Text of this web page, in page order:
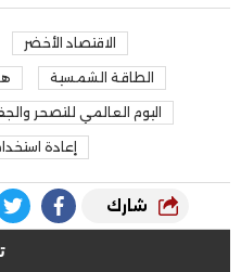
الاقتصاد الأخضر
الطاقة الشمسية
اليوم العالمي للتصحر
إعادة
شارك